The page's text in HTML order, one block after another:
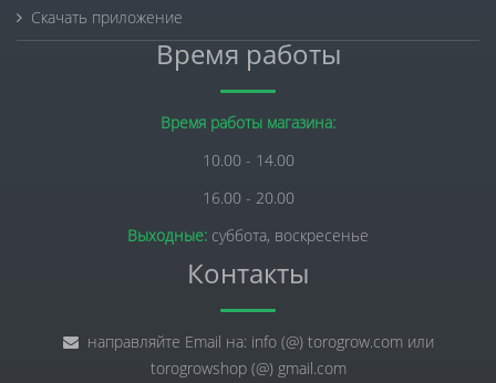
Скачать приложение
Время работы
Время работы магазина:
10.00 - 14.00
16.00 - 20.00
Выходные: суббота, воскресенье
Контакты
направляйте Email на: info (@) torogrow.com или
torogrowshop (@) gmail.com